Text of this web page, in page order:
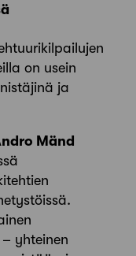
on usein
ja
Mänd
yhteinen